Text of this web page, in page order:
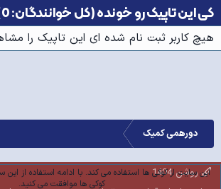
کی این تاپیک رو خونده (کل خوانندگان: 0)
هیچ کاربر ثبت نام شده ای این تاپیک را
دورهمی کمیک
روشن 1404
این سایت از کوکی ها استفاده می کند. با ادامه استفاده از این
کوکی ها موافقت می کنید.